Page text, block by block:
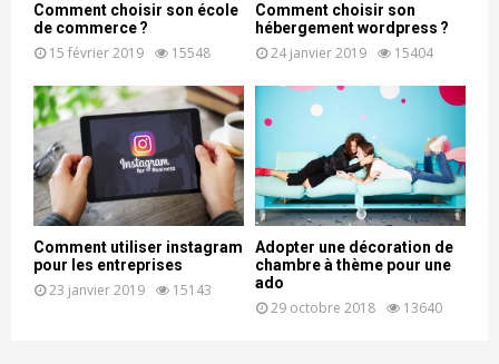
Comment choisir son école
de commerce ?
15 février 2019 15548
Comment choisir son
hébergement wordpress ?
24 janvier 2019 15404
Comment utiliser instagram
pour les entreprises
23 janvier 2019 15143
Adopter une décoration de
chambre à thème pour une
ado
29 octobre 2018 13640